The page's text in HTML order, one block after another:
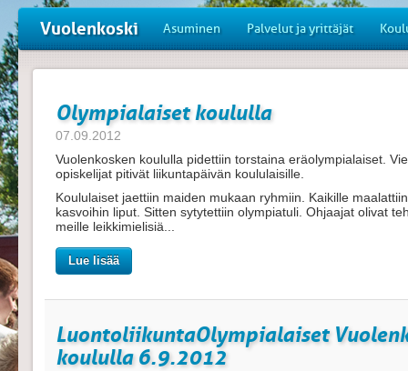
Vuolenkoski Asuminen Palvelut ja yrittäjät
Olympialaiset koululla
07.09.2012
Vuolenkosken koululla pidettiin torstaina eräolympialaiset.
opiskelijat pitivät liikuntapäivän koululaisille.
Koululaiset jaettiin maiden mukaan ryhmiin. Kaikille maalattiin
kasvoihin liput. Sitten sytytettiin olympiatuli. Ohjaajat olivat
meille leikkimielisiä...
Lue lisää
LuontoliikuntaOlympialaiset
koululla 6.9.2012